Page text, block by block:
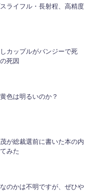
ライフル・長射程、高精度
カップルがバンジーで死
死因
色は明るいのか？
が総裁選前に書いた本の内
みた
のかは不明ですが、ぜひや